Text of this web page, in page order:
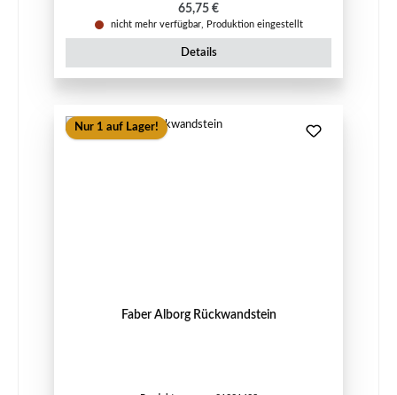
Regulärer Preis:
65,75 €
nicht mehr verfügbar, Produktion eingestellt
Details
Nur 1 auf Lager!
Faber Alborg Rückwandstein